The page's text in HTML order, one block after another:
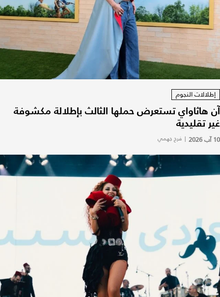
إطلالات النجوم
آن هاثاواي تستعرض حملها الثالث بإطلالة مكشوفة
غير تقليدية
10 آب 2026 | فرح جهمي